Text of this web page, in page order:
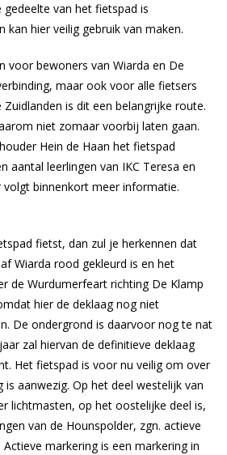
van het fietspad is
kan hier veilig gebruik van maken.
voor bewoners van Wiarda en De
maar ook voor alle fietsers
is dit een belangrijke route.
niet zomaar voorbij laten gaan.
Hein de Haan het fietspad
aantal leerlingen van IKC Teresa en
volgt binnenkort meer informatie.
fietst, dan zul je herkennen dat
Wiarda rood gekleurd is en het
de Wurdumerfeart richting De Klamp
hier de deklaag nog niet
De ondergrond is daarvoor nog te nat
zal hiervan de definitieve deklaag
Het fietspad is voor nu veilig om over
aanwezig. Op het deel westelijk van
lichtmasten, op het oostelijke deel is,
van de Hounspolder, zgn. actieve
markering is een markering in